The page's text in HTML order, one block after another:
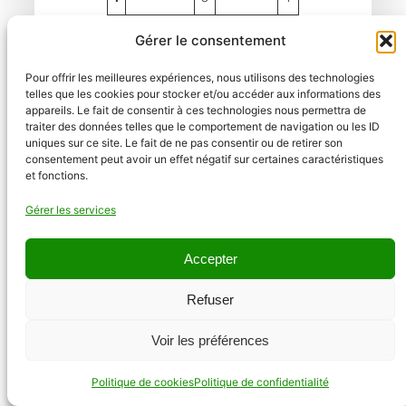
Gérer le consentement
Pour offrir les meilleures expériences, nous utilisons des technologies
telles que les cookies pour stocker et/ou accéder aux informations des
appareils. Le fait de consentir à ces technologies nous permettra de
traiter des données telles que le comportement de navigation ou les ID
uniques sur ce site. Le fait de ne pas consentir ou de retirer son
consentement peut avoir un effet négatif sur certaines caractéristiques
et fonctions.
Gérer les services
Accepter
Refuser
Voir les préférences
Politique de cookiesPolitique de confidentialité
production en janvier 2024 a bénéficié
d’ajustements dans la disposition des
panneaux solaires, entraînant une
augmentation. Cependant, les mois suivants
ont enregistré une légère baisse, attribuable à
une réduction de l’ensoleillement en 2024.
Ces variations soulignent l’importance de
notre système d’autonomie électrique solaire
long de l’année, assurant ainsi une autonomie